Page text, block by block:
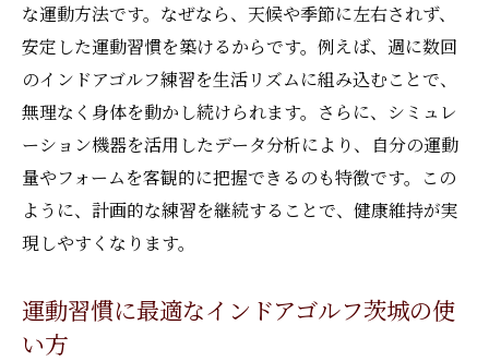
な運動方法です。なぜなら、天候や季節に左右されず、
安定した運動習慣を築けるからです。例えば、週に数回
のインドアゴルフ練習を生活リズムに組み込むことで、
無理なく身体を動かし続けられます。さらに、シミュレ
ーション機器を活用したデータ分析により、自分の運動
量やフォームを客観的に把握できるのも特徴です。この
ように、計画的な練習を継続することで、健康維持が実
現しやすくなります。
運動習慣に最適なインドアゴルフ茨城の使
い方